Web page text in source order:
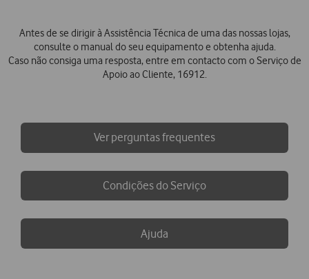
Antes de se dirigir à Assistência Técnica de uma das nossas lojas,
consulte o manual do seu equipamento e obtenha ajuda.
Caso não consiga uma resposta, entre em contacto com o Serviço de
Apoio ao Cliente, 16912.
Ver perguntas frequentes
Condições do Serviço
Ajuda